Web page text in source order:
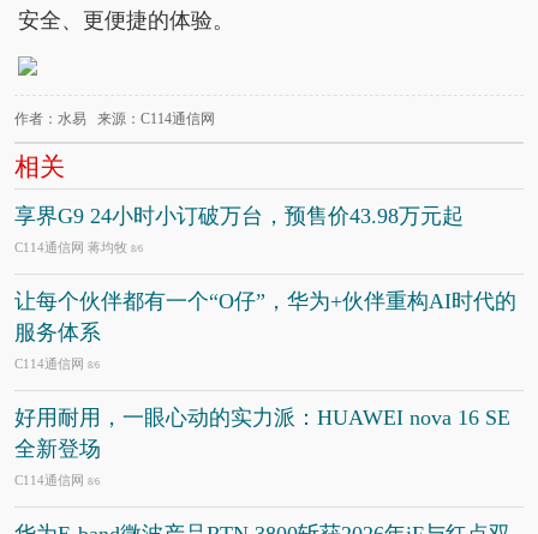
安全、更便捷的体验。
作者：水易 来源：C114通信网
相关
享界G9 24小时小订破万台，预售价43.98万元起
C114通信网 蒋均牧 8/6
让每个伙伴都有一个“O仔”，华为+伙伴重构AI时代的
服务体系
C114通信网 8/6
好用耐用，一眼心动的实力派：HUAWEI nova 16 SE
全新登场
C114通信网 8/6